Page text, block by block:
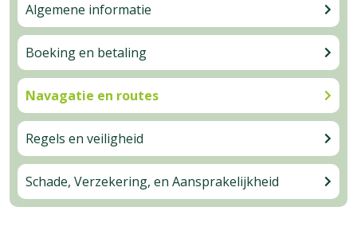
Algemene informatie
Boeking en betaling
Navagatie en routes
Regels en veiligheid
Schade, Verzekering, en Aansprakelijkheid